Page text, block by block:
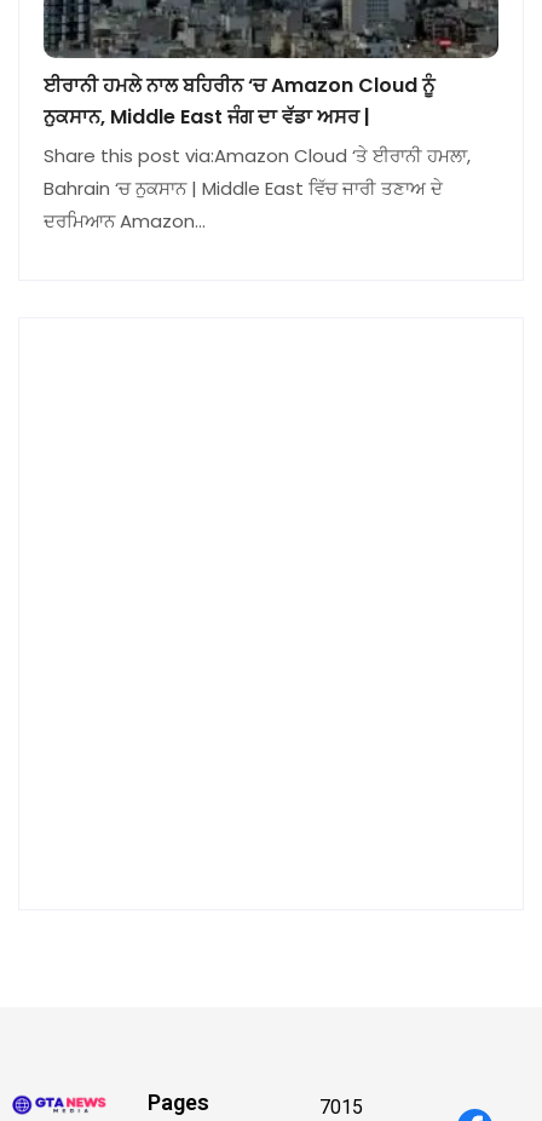
ਈਰਾਨੀ ਹਮਲੇ ਨਾਲ ਬਹਿਰੀਨ ‘ਚ Amazon Cloud ਨੂੰ
ਨੁਕਸਾਨ, Middle East ਜੰਗ ਦਾ ਵੱਡਾ ਅਸਰ |
Share this post via:Amazon Cloud ‘ਤੇ ਈਰਾਨੀ ਹਮਲਾ,
Bahrain ‘ਚ ਨੁਕਸਾਨ | Middle East ਵਿੱਚ ਜਾਰੀ ਤਣਾਅ ਦੇ
ਦਰਮਿਆਨ Amazon…
Pages 7015